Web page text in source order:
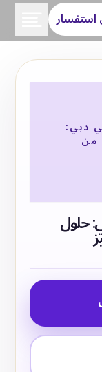
استفسار
دبي:
من
حلول